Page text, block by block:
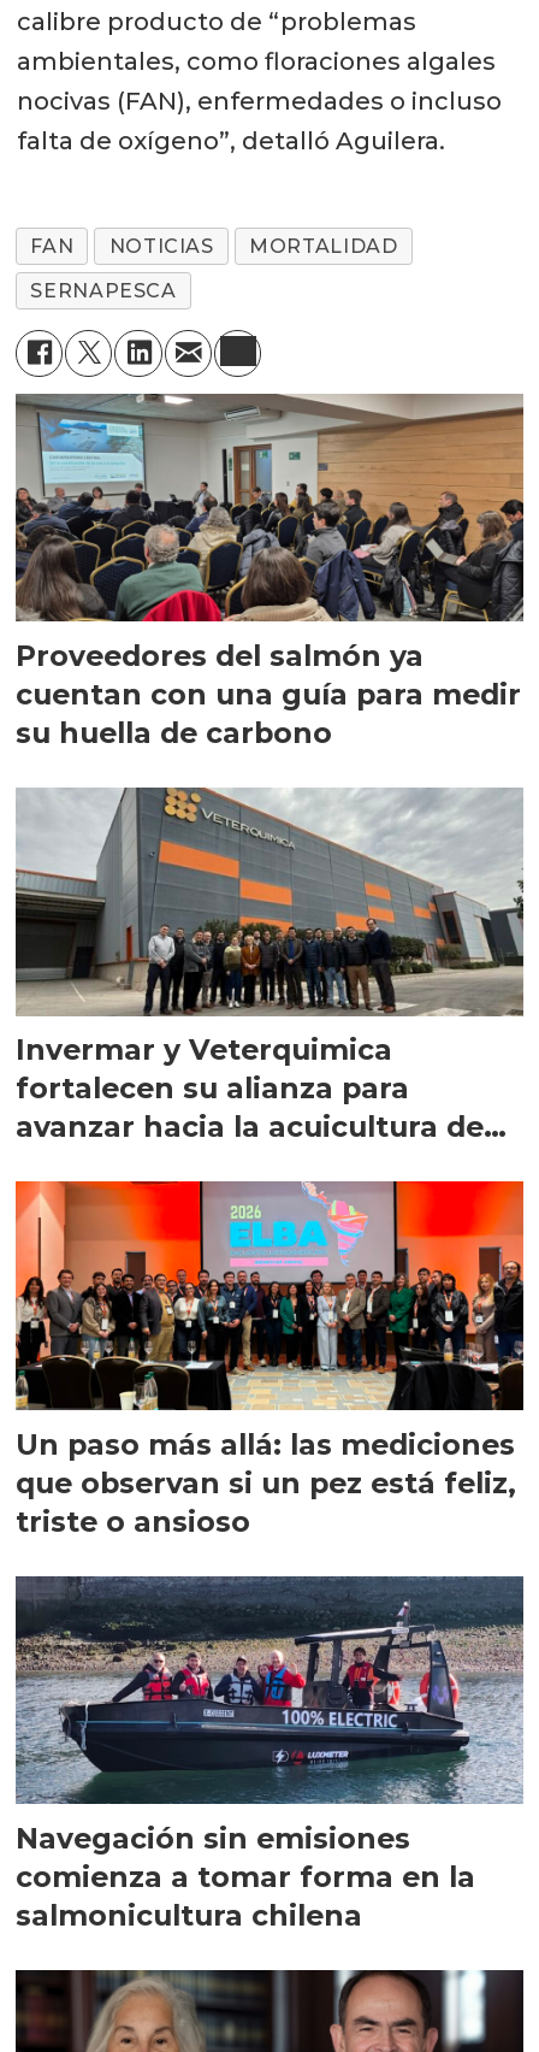
calibre producto de “problemas
ambientales, como floraciones algales
nocivas (FAN), enfermedades o incluso
falta de oxígeno”, detalló Aguilera.
FAN NOTICIAS
MORTALIDAD
SERNAPESCA
Proveedores del salmón ya
cuentan con una guía para medir
su huella de carbono
Invermar y Veterquimica
fortalecen su alianza para
avanzar hacia la acuicultura de
Un paso más allá: las mediciones
que observan si un pez está feliz,
triste o ansioso
Navegación sin emisiones
comienza a tomar forma en la
salmonicultura chilena